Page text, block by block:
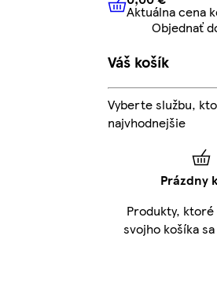
0,00 €
Aktuálna cena
Objednať
Váš košík
Vyberte službu,
najvhodnejšie
Prázdny
Produkty,
svojho košíka